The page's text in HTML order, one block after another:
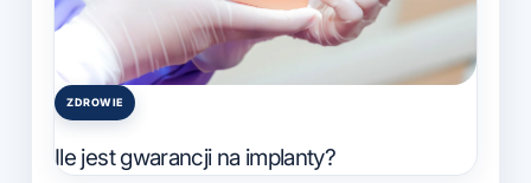
Posted
ZDROWIE
Ile jest gwarancji na implanty?